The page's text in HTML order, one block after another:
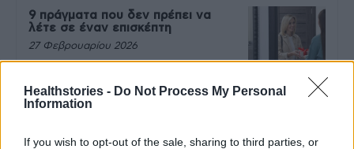
Healthstories - Do Not Process My Personal
Information
If you wish to opt-out of the sale, sharing to third parties, or
9 πράγματα που δεν πρέπει να
λέτε σε έναν επισκέπτη
27 Φεβρουαρίου 2026
την υποστήριξη της Be-Live